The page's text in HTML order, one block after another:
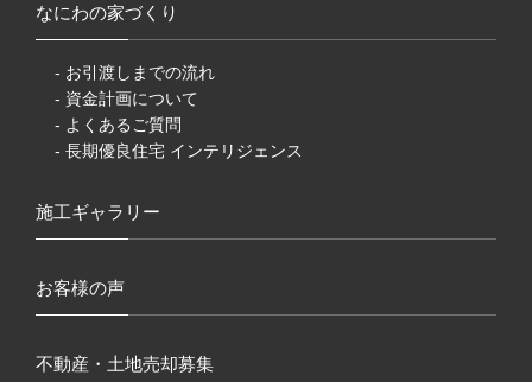
なにわの家づくり
- お引渡しまでの流れ
- 資金計画について
- よくあるご質問
- 長期優良住宅 インテリジェンス
施工ギャラリー
お客様の声
不動産・土地売却募集